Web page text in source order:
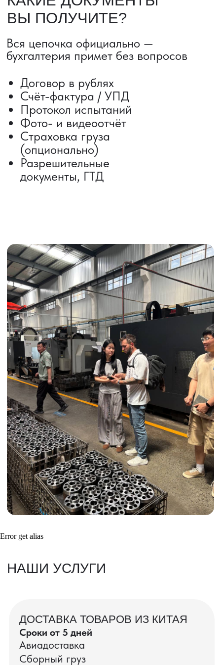
Error get alias
ВЫКУП ТОВАРОВ ИЗ КИТАЯ
Выкуп от 1 000 000 ₽
ИНДИВИДУАЛЬНЫЕ УСЛУГИ
Выгодные условия
Сертификация грузов
Консолидация грузов
Сопровождение грузов
Таможенное оформление
Страхование груза
Временное хранение
Организация производства
Проверка качества товара
Оплата и переговоры
с поставщиком
Инспекция поставщика
Товары для маркетплейсов
Получить консультацию
Получить консультацию
Сроки от 5 дней
Авиадоставка
Мультимодальные перевозки
Железнодорожные перевозки
Автогрузоперевозки
Негабаритные грузоперевозки
Доставка образцов
Получить консультацию
ВАШИ ЗАКАЗЫ
проверок товаров, работы склада,
смотрите в нашем Telegram-канале